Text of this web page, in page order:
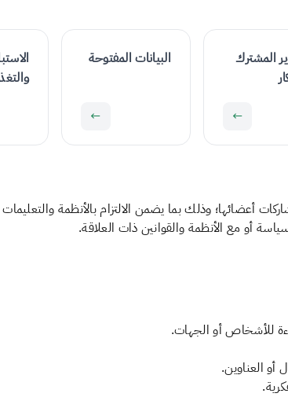
المشترك
←
البيانات المفتوحة
←
وذلك بما يضمن الالتزام بالأنظمة والتعليمات
أو مع الأنظمة والقوانين ذات العلاقة.
للأشخاص أو الجهات.
العناوين.